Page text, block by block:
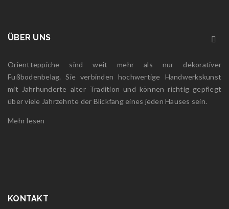
ÜBER UNS
Orientteppiche sind weit mehr als nur dekorativer
Fußbodenbelag. Sie verbinden hochwertige Handwerkskunst
mit Jahrhunderte alter Tradition und können richtig gepflegt
über viele Jahrzehnte der Blickfang eines jeden Hauses sein.
Mehr lesen
KONTAKT